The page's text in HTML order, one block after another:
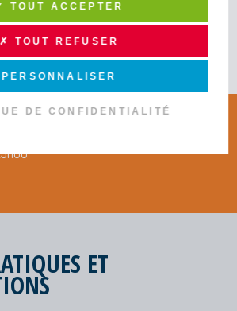
ET
TOUT ACCEPTER
✗ TOUT REFUSER
PERSONNALISER
DE CONFIDENTIALITÉ